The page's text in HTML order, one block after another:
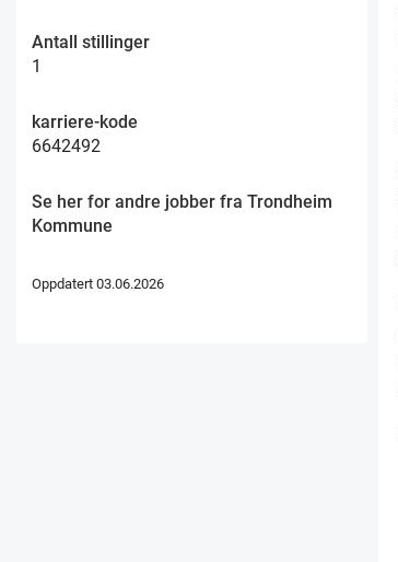
Antall stillinger
1
karriere-kode
6642492
Se her for andre jobber fra Trondheim
Kommune
Oppdatert 03.06.2026